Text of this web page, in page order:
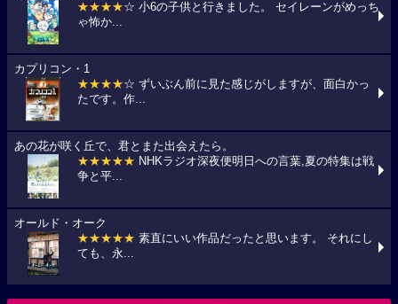
★★★★☆ 小6の子供と行きました。 セイレーンがめっち
ゃ怖か...
カプリコン・1
★★★★☆ ずいぶん前に見た感じがしますが、面白かっ
たです。作...
あの花が咲く丘で、君とまた出会えたら。
★★★★★ NHKラジオ深夜便明日への言葉,夏の特集は戦
争と平...
オールド・オーク
★★★★★ 素直にいい作品だったと思います。 それにし
ても、永...